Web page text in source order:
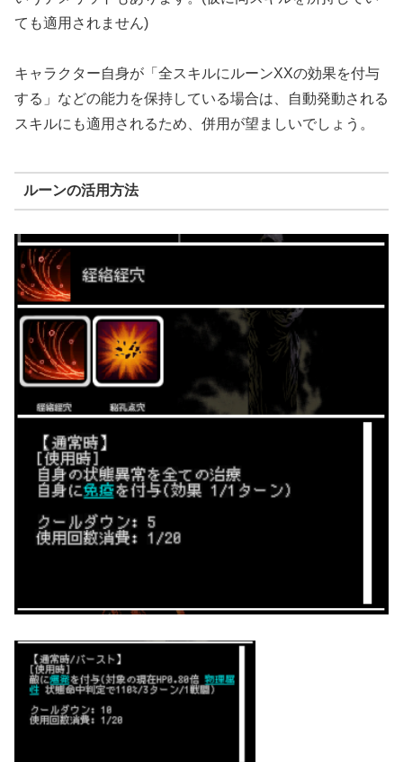
ても適用されません)
キャラクター自身が「全スキルにルーンXXの効果を付与
する」などの能力を保持している場合は、自動発動される
スキルにも適用されるため、併用が望ましいでしょう。
ルーンの活用方法